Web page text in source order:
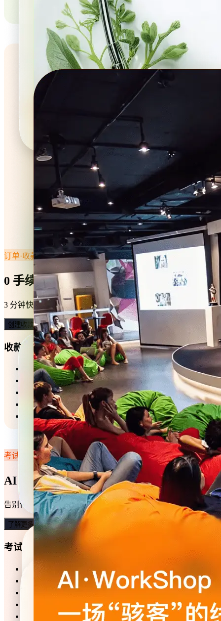
订单·收款
0 手续费，资金秒到账
3 分钟快速搭建店铺，让生意即刻在线运转。在线收银时，还
创建收款表单
收款模板
试听课秒杀
赛事报名缴费
KET考试缴费
校服订购
课程预定
考试·考评
AI 智能加持，考试效率翻倍
告别传统考试模式，把麻烦的出题、组卷工作交给 AI。在 3
了解更多
考试模板
销售知识测评
人力资源考试练习
党建知识竞赛
公共基础知识考试